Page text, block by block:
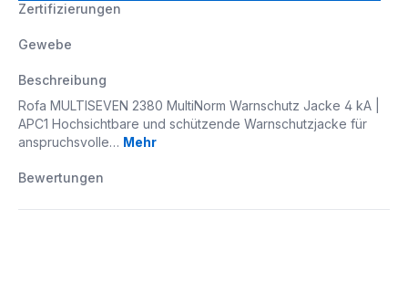
Zertifizierungen
Gewebe
Beschreibung
Rofa MULTISEVEN 2380 MultiNorm Warnschutz Jacke 4 kA |
APC1 Hochsichtbare und schützende Warnschutzjacke für
anspruchsvolle… Mehr
Bewertungen